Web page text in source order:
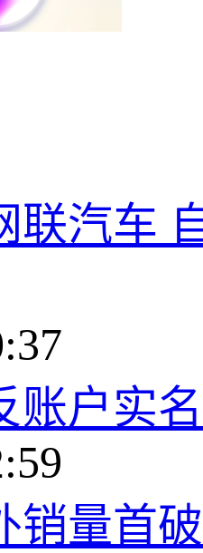
联汽车
账户实
销量首